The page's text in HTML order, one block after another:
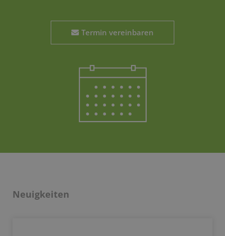
Termin vereinbaren
Neuigkeiten